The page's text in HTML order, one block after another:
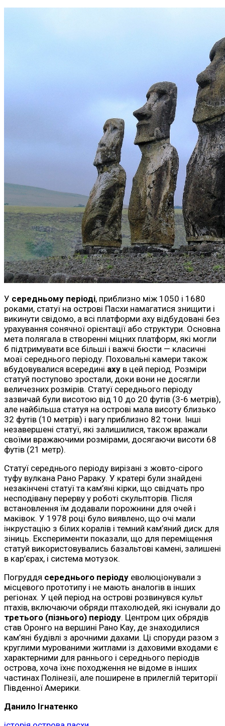
У середньому періоді, приблизно між 1050 і 1680
роками, статуї на острові Пасхи намагатися знищити і
викинути свідомо, а всі платформи аху відбудовані без
урахування сонячної орієнтації або структури. Основна
мета полягала в створенні міцних платформ, які могли
б підтримувати все більші і важчі бюсти — класичні
моаї середнього періоду. Поховальні камери також
вбудовувалися всередині аху в цей період. Розміри
статуй поступово зростали, доки вони не досягли
величезних розмірів. Статуї середнього періоду
зазвичай були висотою від 10 до 20 футів (3-6 метрів),
але найбільша статуя на острові мала висоту близько
32 футів (10 метрів) і вагу приблизно 82 тони. Інші
незавершені статуї, які залишилися, також вражали
своїми вражаючими розмірами, досягаючи висоти 68
футів (21 метр).
Статуї середнього періоду вирізані з жовто-сірого
туфу вулкана Рано Рараку. У кратері були знайдені
незакінчені статуї та кам’яні кірки, що свідчать про
несподівану перерву у роботі скульпторів. Після
встановлення їм додавали порожнини для очей і
маківок. У 1978 році було виявлено, що очі мали
інкрустацію з білих коралів і темний кам’яний диск для
зіниць. Експерименти показали, що для переміщення
статуй використовувались базальтові камені, залишені
в кар’єрах, і система мотузок.
Погруддя середнього періоду еволюціонували з
місцевого прототипу і не мають аналогів в інших
регіонах. У цей період на острові розвинувся культ
птахів, включаючи обряди птахолюдей, які існували до
третього (пізнього) періоду. Центром цих обрядів
став Оронго на вершині Рано Кау, де знаходилися
кам’яні будівлі з арочними дахами. Ці споруди разом з
круглими мурованими житлами із даховими входами є
характерними для раннього і середнього періодів
острова, хоча їхнє походження не відоме в інших
частинах Полінезії, але поширене в прилеглій території
Південної Америки.
Данило Ігнатенко